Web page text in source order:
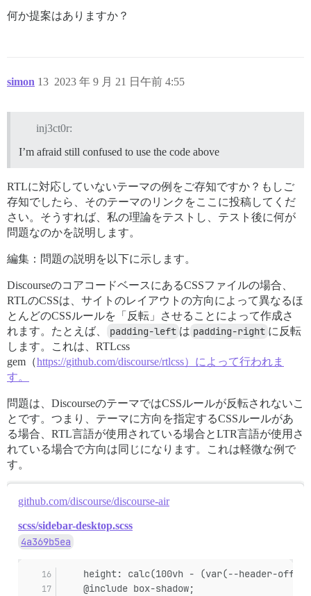
何か提案はありますか？
simon 2023 年 9 月 21 日午前 4:55
13
inj3ct0r:
I’m afraid still confused to use the code above
RTLに対応していないテーマの例をご存知ですか？もしご
存知でしたら、そのテーマのリンクをここに投稿してくだ
さい。そうすれば、私の理論をテストし、テスト後に何が
問題なのかを説明します。
編集：問題の説明を以下に示します。
DiscourseのコアコードベースにあるCSSファイルの場合、
RTLのCSSは、サイトのレイアウトの方向によって異なるほ
とんどのCSSルールを「反転」させることによって作成さ
れます。たとえば、
padding-left は padding-right に反転
します。これは、RTLcss
gem（https://github.com/discourse/rtlcss）によって行われま
す。
問題は、DiscourseのテーマではCSSルールが反転されないこ
とです。つまり、テーマに方向を指定するCSSルールがあ
る場合、RTL言語が使用されている場合とLTR言語が使用さ
れている場合で方向は同じになります。これは軽微な例で
す。
github.com/discourse/discourse-air
scss/sidebar-desktop.scss
4a369b5ea
height: calc(100vh - (var(--header-
    @include box-shadow;